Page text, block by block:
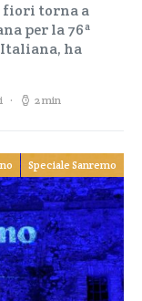
fiori torna a
per la 76ª
Italiana, ha
2 min
Speciale Sanremo